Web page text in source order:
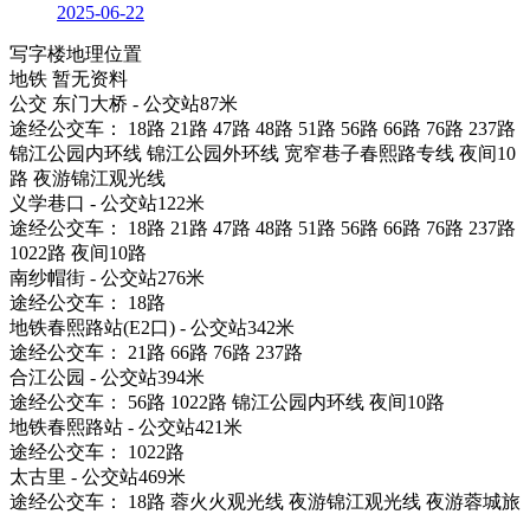
2025-06-22
写字楼地理位置
地铁 暂无资料
公交 东门大桥 - 公交站87米
途经公交车： 18路 21路 47路 48路 51路 56路 66路 76路 237路
锦江公园内环线 锦江公园外环线 宽窄巷子春熙路专线 夜间10
路 夜游锦江观光线
义学巷口 - 公交站122米
途经公交车： 18路 21路 47路 48路 51路 56路 66路 76路 237路
1022路 夜间10路
南纱帽街 - 公交站276米
途经公交车： 18路
地铁春熙路站(E2口) - 公交站342米
途经公交车： 21路 66路 76路 237路
合江公园 - 公交站394米
途经公交车： 56路 1022路 锦江公园内环线 夜间10路
地铁春熙路站 - 公交站421米
途经公交车： 1022路
太古里 - 公交站469米
途经公交车： 18路 蓉火火观光线 夜游锦江观光线 夜游蓉城旅